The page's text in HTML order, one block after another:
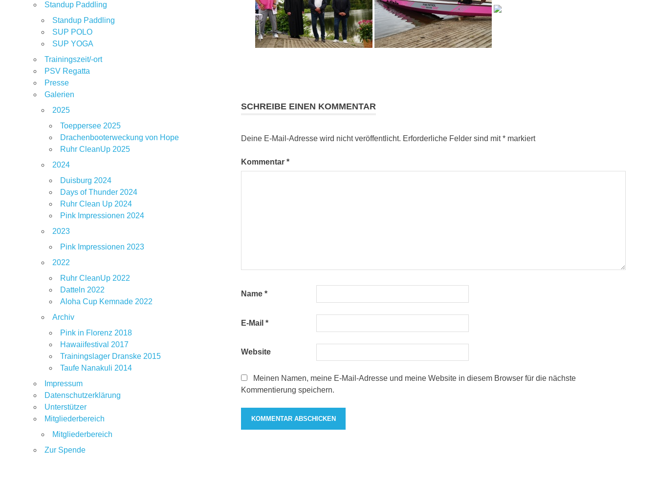
SCHREIBE EINEN KOMMENTAR
Deine E-Mail-Adresse wird nicht veröffentlicht. Erforderliche Felder sind mit*markiert
Kommentar *
Name *
E-Mail *
Website
Meinen Namen, meine E-Mail-Adresse und meine Website in diesem Browser für die nächste
Kommentierung speichern.
Standup Paddling
Standup Paddling
SUP POLO
SUP YOGA
Trainingszeit/-ort
PSV Regatta
Presse
Galerien
2025
Toeppersee 2025
Drachenbooterweckung von Hope
Ruhr CleanUp 2025
2024
Duisburg 2024
Days of Thunder 2024
Ruhr Clean Up 2024
Pink Impressionen 2024
2023
Pink Impressionen 2023
2022
Ruhr CleanUp 2022
Datteln 2022
Aloha Cup Kemnade 2022
Archiv
Pink in Florenz 2018
Hawaiifestival 2017
Trainingslager Dranske 2015
Taufe Nanakuli 2014
Impressum
Datenschutzerklärung
Unterstützer
Mitgliederbereich
Mitgliederbereich
Zur Spende